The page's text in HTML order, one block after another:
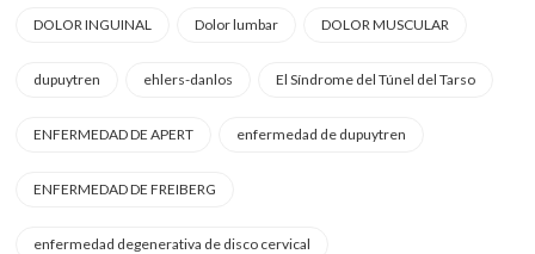
DOLOR INGUINAL Dolor lumbar DOLOR MUSCULAR
dupuytren ehlers-danlos El Síndrome del Túnel del Tarso
ENFERMEDAD DE APERT enfermedad de dupuytren
ENFERMEDAD DE FREIBERG
enfermedad degenerativa de disco cervical